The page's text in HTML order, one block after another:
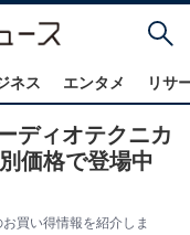
ネス エンタメ リサ
ディオテクニカ
価格で登場中
買い得情報を紹介しま